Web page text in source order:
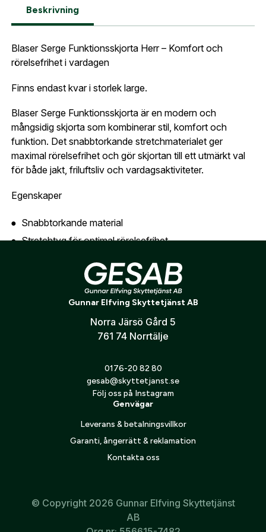
Beskrivning
Blaser Serge Funktionsskjorta Herr – Komfort och
rörelsefrihet i vardagen
Finns endast kvar i storlek large.
Blaser Serge Funktionsskjorta är en modern och
mångsidig skjorta som kombinerar stil, komfort och
funktion. Det snabbtorkande stretchmaterialet ger
maximal rörelsefrihet och gör skjortan till ett utmärkt val
för både jakt, friluftsliv och vardagsaktiviteter.
Egenskaper
Snabbtorkande material
Stretchtyg för optimal rörelsefrihet
Stilren och modern design
Perfekt för jakt, friluftsliv och vardag
Lösenord:
Glömt lösenord?
Skapa konto och handla enklare
Är du företag eller förening?Med ett eget
konto hos oss får du snabbare utcheckning,
översikt över dina beställningar och sparade
oss så hjälper vi dig att skapa ett konto.
Postnummer:*
Telefon:*
Land:
Verifiera e-post:*
personuppgiftspolicy.
Blaser Skjorta Serge, stretch, L
E-post adress
integritetspolicyn.
Bevaka
Gunnar Elfving Skyttetjänst AB
Norra Järsö Gård 5
761 74 Norrtälje
0176-20 82 80
gesab@skyttetjanst.se
Följ oss på Instagram
Genvägar
Leverans & betalningsvillkor
Garanti, ångerrätt & reklamation
Kontakta oss
© Copyright 2026 Gunnar Elfving Skyttetjänst
AB